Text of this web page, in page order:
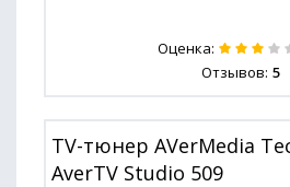
Оценка:
Отзывов: 5
TV-тюнер AVerMedia
AverTV Studio 509